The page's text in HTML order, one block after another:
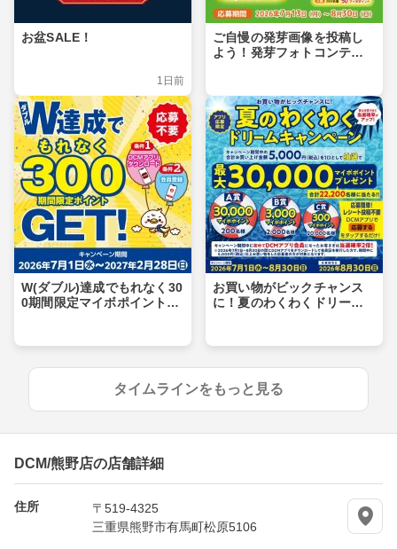
お盆SALE！
1日前
ご自慢の発芽画像を投稿し
よう！発芽フォトコンテス
W(ダブル)達成でもれなく30
0期間限定マイボポイントG
お買い物がビックチャンス
に！夏のわくわくドリーム
タイムラインをもっと見る
DCM/熊野店の店舗詳細
住所
〒519-4325
三重県熊野市有馬町松原5106